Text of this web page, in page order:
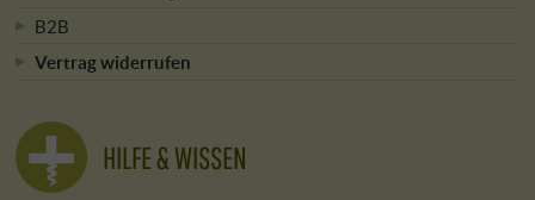
B2B
Vertrag widerrufen
HILFE & WISSEN